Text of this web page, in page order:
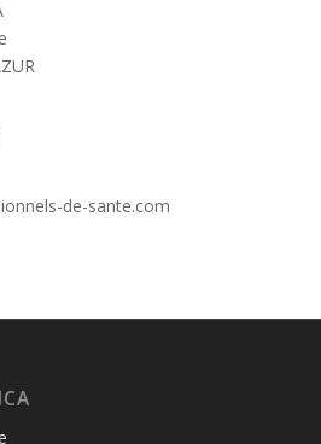
de-sante.com